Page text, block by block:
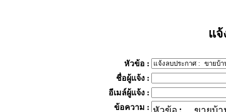
แจ้
หัวข้อ :
ชื่อผู้แจ้ง :
อีเมล์ผู้แจ้ง :
ข้อความ :